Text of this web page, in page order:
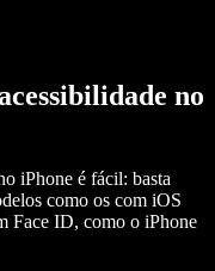
no
iPhone é fácil: basta
como os com iOS
Face ID, como o iPhone